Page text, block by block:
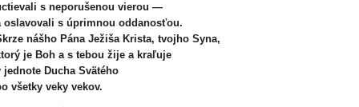
s neporušenou vierou —
oslavovali s úprimnou oddanosťou.
nášho Pána Ježiša Krista, tvojho Syna,
je Boh a s tebou žije a kraľuje
jednote Ducha Svätého
všetky veky vekov.